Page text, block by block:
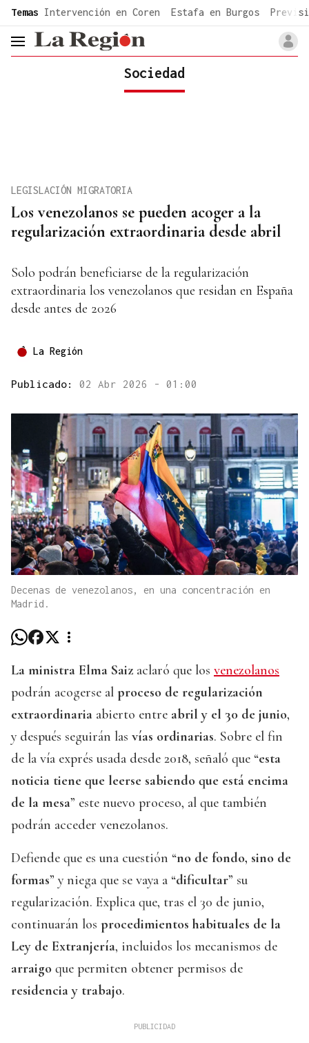
common.go-to-content
Temas Intervención en Coren Estafa en Burgos
header.menu.open
Sociedad
Los venezolanos se pueden acoger a la
regularización extraordinaria desde abril
LEGISLACIÓN MIGRATORIA
Solo podrán beneficiarse de la regularización
extraordinaria los venezolanos que residan en España
desde antes de 2026
La Región
Publicado: 02 Abr 2026 - 01:00
Decenas de venezolanos, en una concentración en
Madrid.
La ministra Elma Saiz aclaró que los venezolanos
podrán acogerse al proceso de regularización
extraordinaria abierto entre abril y el 30 de junio,
y después seguirán las vías ordinarias. Sobre el fin
de la vía exprés usada desde 2018, señaló que “esta
noticia tiene que leerse sabiendo que está encima
de la mesa” este nuevo proceso, al que también
podrán acceder venezolanos.
Defiende que es una cuestión “no de fondo, sino de
formas” y niega que se vaya a “dificultar” su
regularización. Explica que, tras el 30 de junio,
continuarán los procedimientos habituales de la
Ley de Extranjería, incluidos los mecanismos de
arraigo que permiten obtener permisos de
residencia y trabajo.